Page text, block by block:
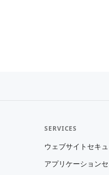
SERVICES
ウェブサイトセキ
アプリケーション